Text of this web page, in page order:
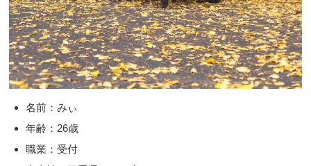
名前：みぃ
年齢：26歳
職業：受付